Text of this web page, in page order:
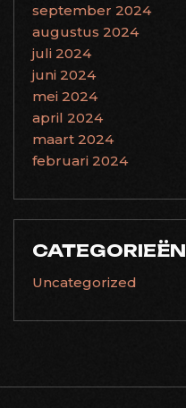
september 2024
augustus 2024
juli 2024
juni 2024
mei 2024
april 2024
maart 2024
februari 2024
CATEGORIEËN
Uncategorized